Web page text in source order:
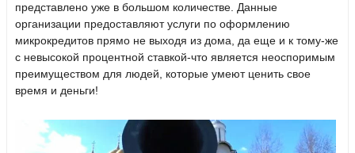
представлено уже в большом количестве. Данные
организации предоставляют услуги по оформлению
микрокредитов прямо не выходя из дома, да еще и к тому-же
с невысокой процентной ставкой-что является неоспоримым
преимуществом для людей, которые умеют ценить свое
время и деньги!